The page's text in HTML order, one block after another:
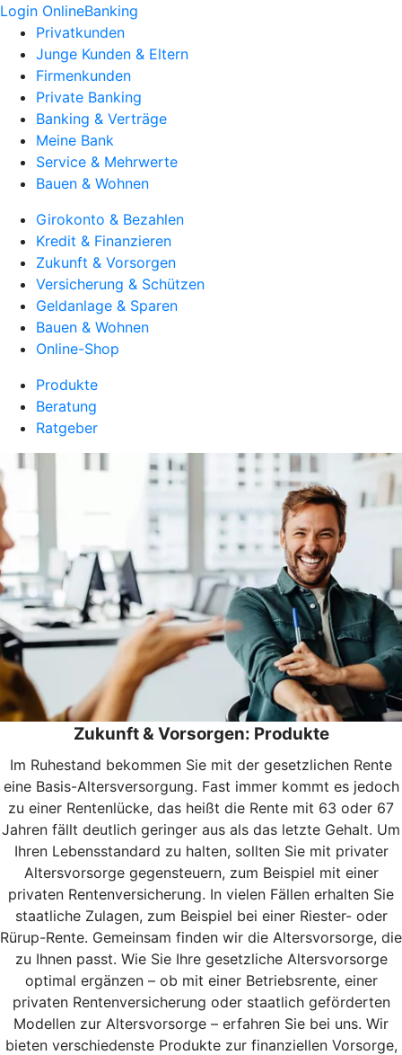
Login OnlineBanking
Privatkunden
Junge Kunden & Eltern
Firmenkunden
Private Banking
Banking & Verträge
Meine Bank
Service & Mehrwerte
Bauen & Wohnen
Girokonto & Bezahlen
Kredit & Finanzieren
Zukunft & Vorsorgen
Versicherung & Schützen
Geldanlage & Sparen
Bauen & Wohnen
Online-Shop
Produkte
Beratung
Ratgeber
Zukunft & Vorsorgen: Produkte
Im Ruhestand bekommen Sie mit der gesetzlichen Rente
eine Basis-Altersversorgung. Fast immer kommt es jedoch
zu einer Rentenlücke, das heißt die Rente mit 63 oder 67
Jahren fällt deutlich geringer aus als das letzte Gehalt. Um
Ihren Lebensstandard zu halten, sollten Sie mit privater
Altersvorsorge gegensteuern, zum Beispiel mit einer
privaten Rentenversicherung. In vielen Fällen erhalten Sie
staatliche Zulagen, zum Beispiel bei einer Riester- oder
Rürup-Rente. Gemeinsam finden wir die Altersvorsorge, die
zu Ihnen passt. Wie Sie Ihre gesetzliche Altersvorsorge
optimal ergänzen – ob mit einer Betriebsrente, einer
privaten Rentenversicherung oder staatlich geförderten
Modellen zur Altersvorsorge – erfahren Sie bei uns. Wir
bieten verschiedenste Produkte zur finanziellen Vorsorge,